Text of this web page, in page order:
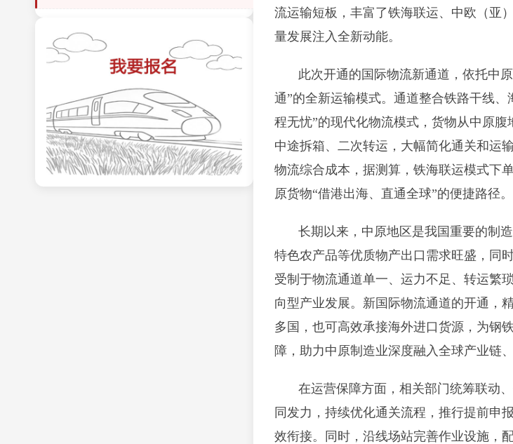
流运输短板，丰富了铁海联运、中欧（亚
量发展注入全新动能。
此次开通的国际物流新通道，依托中
通”的全新运输模式。通道整合铁路干线
程无忧”的现代化物流模式，货物从中原
中途拆箱、二次转运，大幅简化通关和运
物流综合成本，据测算，铁海联运模式下
原货物“借港出海、直通全球”的便捷路径。
长期以来，中原地区是我国重要的制
特色农产品等优质物产出口需求旺盛，同
受制于物流通道单一、运力不足、转运繁
向型产业发展。新国际物流通道的开通，
多国，也可高效承接海外进口货源，为钢
障，助力中原制造业深度融入全球产业链、
在运营保障方面，相关部门统筹联动
同发力，持续优化通关流程，推行提前申
效衔接。同时，沿线场站完善作业设施，